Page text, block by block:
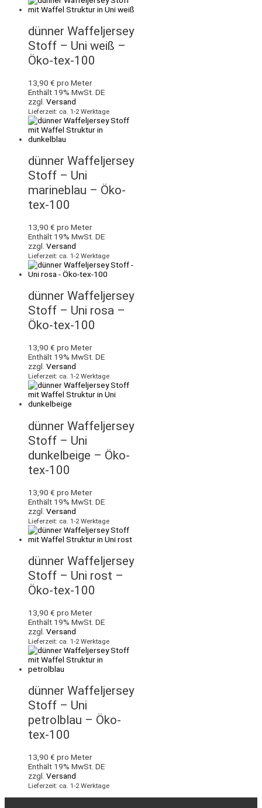
dünner Waffeljersey
Stoff – Uni weiß –
Öko-tex-100
13,90 € pro Meter
Enthält 19% MwSt. DE
zzgl. Versand
Lieferzeit: ca. 1-2 Werktage
dünner Waffeljersey
Stoff – Uni
marineblau – Öko-
tex-100
13,90 € pro Meter
Enthält 19% MwSt. DE
zzgl. Versand
Lieferzeit: ca. 1-2 Werktage
dünner Waffeljersey
Stoff – Uni rosa –
Öko-tex-100
13,90 € pro Meter
Enthält 19% MwSt. DE
zzgl. Versand
Lieferzeit: ca. 1-2 Werktage
dünner Waffeljersey
Stoff – Uni
dunkelbeige – Öko-
tex-100
13,90 € pro Meter
Enthält 19% MwSt. DE
zzgl. Versand
Lieferzeit: ca. 1-2 Werktage
dünner Waffeljersey
Stoff – Uni rost –
Öko-tex-100
13,90 € pro Meter
Enthält 19% MwSt. DE
zzgl. Versand
Lieferzeit: ca. 1-2 Werktage
dünner Waffeljersey
Stoff – Uni
petrolblau – Öko-
tex-100
13,90 € pro Meter
Enthält 19% MwSt. DE
zzgl. Versand
Lieferzeit: ca. 1-2 Werktage